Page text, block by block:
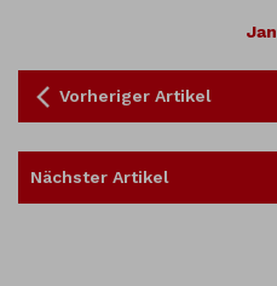
Vorheriger Artikel
Nächster Artikel